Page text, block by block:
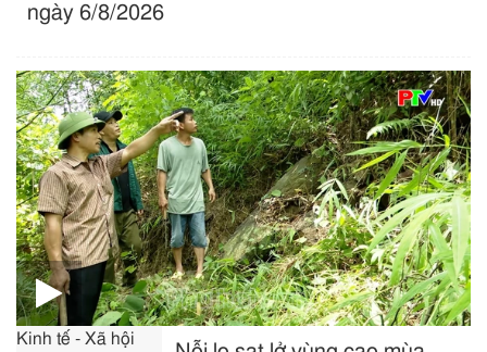
ngày 6/8/2026
Kinh tế - Xã hội